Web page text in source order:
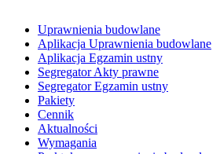
Uprawnienia budowlane
Aplikacja Uprawnienia budowlane
Aplikacja Egzamin ustny
Segregator Akty prawne
Segregator Egzamin ustny
Pakiety
Cennik
Aktualności
Wymagania